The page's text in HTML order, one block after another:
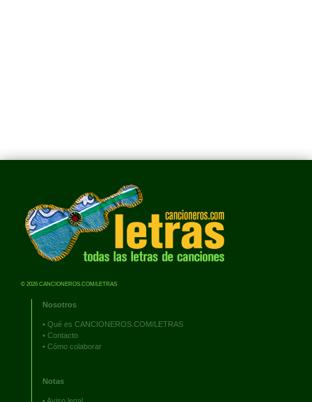
© 2026 CANCIONEROS.COM/LETRAS
Nosotros
• Qué es CANCIONEROS.COM/LETRAS
• Contacto
• Cómo colaborar
Notas